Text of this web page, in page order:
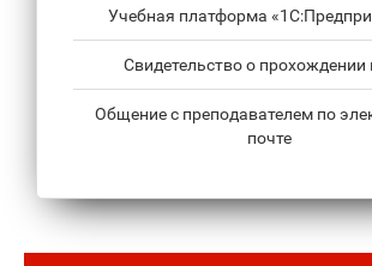
Учебная платформа
Свидетельство о прохождении
Общение с преподавателем по
почте